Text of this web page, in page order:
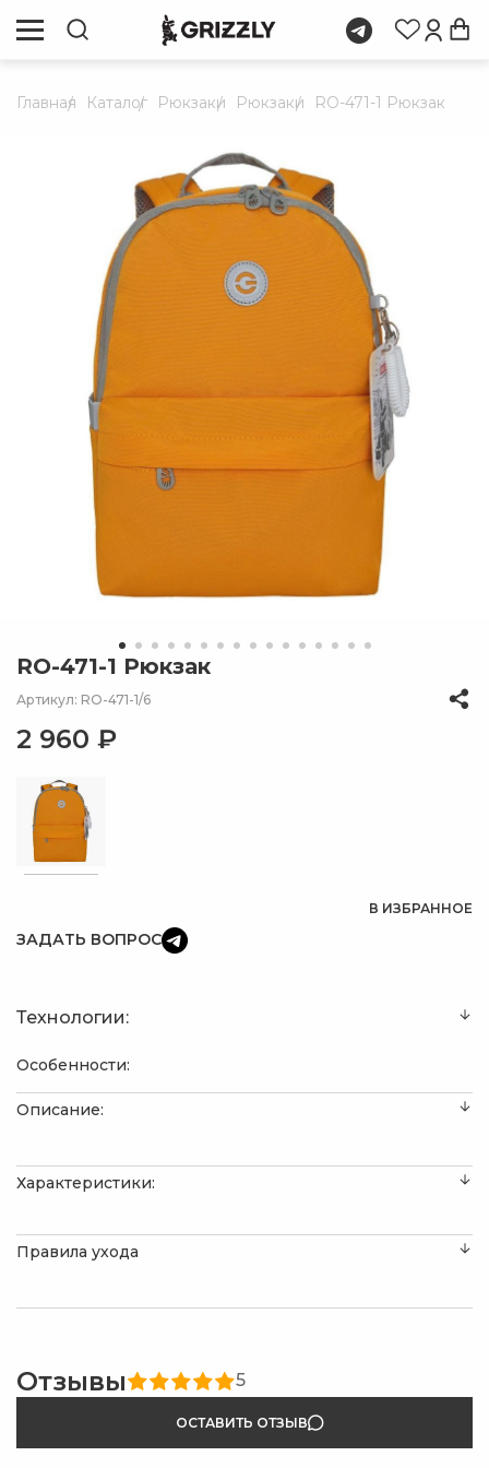
Главная Каталог Рюкзаки Рюкзаки RO-471-1 Рюкзак
RO-471-1 Рюкзак
Артикул: RO-471-1/6
2 960 ₽
В ИЗБРАННОЕ
ЗАДАТЬ ВОПРОС
Технологии:
Особенности:
Описание:
Характеристики:
Правила ухода
Отзывы 5
ОСТАВИТЬ ОТЗЫВ